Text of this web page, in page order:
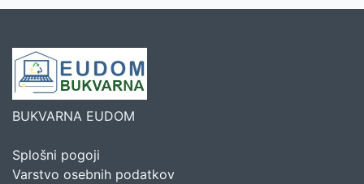
BUKVARNA EUDOM
Splošni pogoji
Varstvo osebnih podatkov